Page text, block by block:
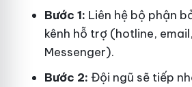
Bước 1: Liên hệ bộ phận
kênh hỗ trợ (hotline,
Messenger).
Bước 2: Đội ngũ sẽ tiếp